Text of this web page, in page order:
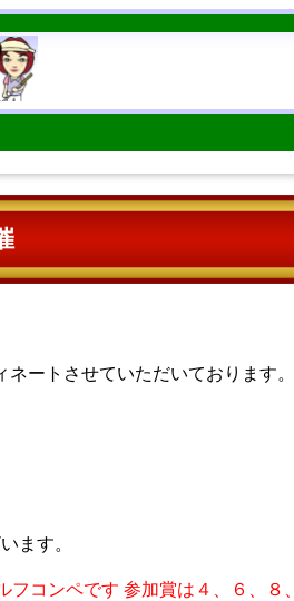
ートさせていただいております。
ます。
コンペです 参加賞は４、６、８、